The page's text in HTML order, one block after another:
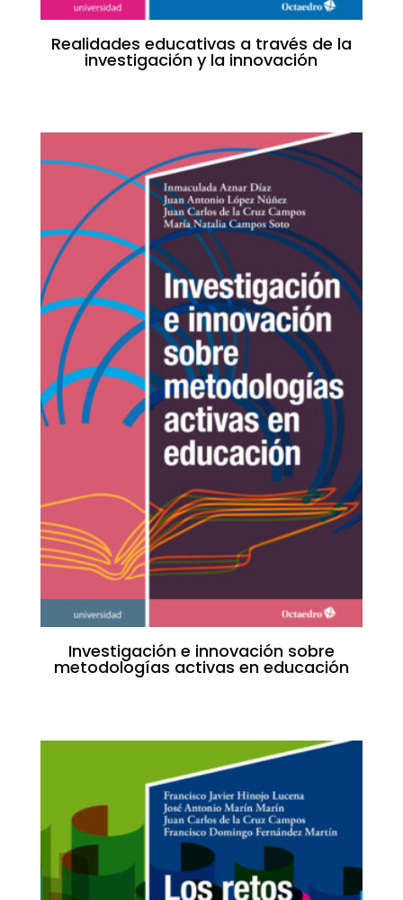
Realidades educativas a través de la
investigación y la innovación
Investigación e innovación sobre
metodologías activas en educación